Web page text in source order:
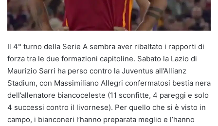
Il 4° turno della Serie A sembra aver ribaltato i rapporti di
forza tra le due formazioni capitoline. Sabato la Lazio di
Maurizio Sarri ha perso contro la Juventus all’Allianz
Stadium, con Massimiliano Allegri confermatosi bestia nera
dell’allenatore biancoceleste (11 sconfitte, 4 pareggi e solo
4 successi contro il livornese). Per quello che si è visto in
campo, i bianconeri l’hanno preparata meglio e l’hanno